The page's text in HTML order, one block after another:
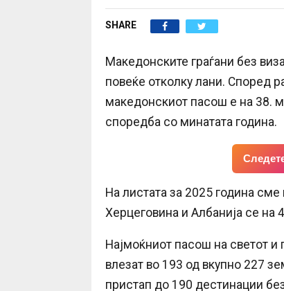
SHARE
Македонските граѓани без
повеќе отколку лани. Според
македонскиот пасош е на 38.
споредба со минатата година.
На листата за 2025 година
Херцеговина и Албанија се на
Најмоќниот пасош на светот и
влезат во 193 од вкупно 227
пристап до 190 дестинации